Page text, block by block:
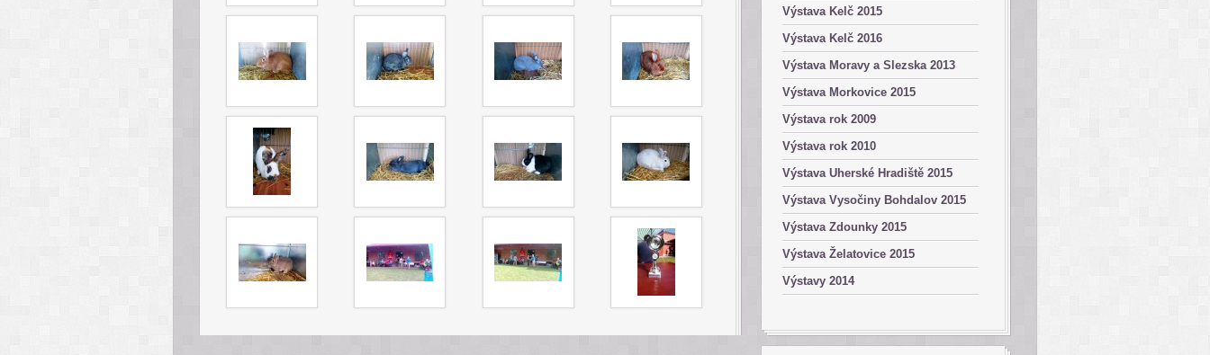
Výstava Kelč 2015
Výstava Kelč 2016
Výstava Moravy a Slezska 2013
Výstava Morkovice 2015
Výstava rok 2009
Výstava rok 2010
Výstava Uherské Hradiště 2015
Výstava Vysočiny Bohdalov 2015
Výstava Zdounky 2015
Výstava Želatovice 2015
Výstavy 2014